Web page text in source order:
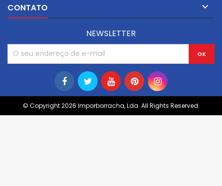
CONTATO 
NEWSLETTER
© Copyright 2026 Imporborracha, Lda. All Rights Reserved.